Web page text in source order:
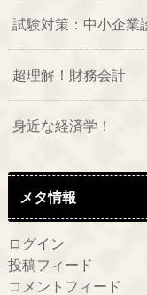
試験対策：中小企業
超理解！財務会計
身近な経済学！
メタ情報
ログイン
投稿フィード
コメントフィード